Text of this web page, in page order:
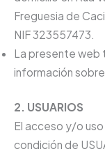
Freguesia de
NIF 323557473.
La presente web
información
2. USUARIOS
El acceso y/o
condición de